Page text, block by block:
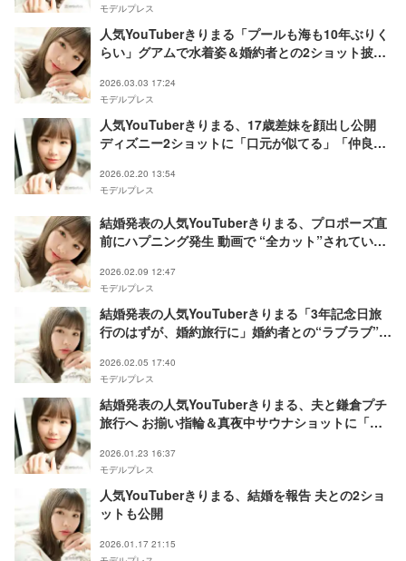
モデルプレス
人気YouTuberきりまる「プールも海も10年ぶりく
らい」グアムで水着姿＆婚約者との2ショット披露
い」の声
2026.03.03 17:24
モデルプレス
人気YouTuberきりまる、17歳差妹を顔出し公開
ディズニー2ショットに「口元が似てる」「仲良し
2026.02.20 13:54
モデルプレス
結婚発表の人気YouTuberきりまる、プロポーズ直
前にハプニング発生 動画で “全カット”されていた
2026.02.09 12:47
モデルプレス
結婚発表の人気YouTuberきりまる「3年記念日旅
行のはずが、婚約旅行に」婚約者との“ラブラブ”2
すぎて泣きそう」の声
2026.02.05 17:40
モデルプレス
結婚発表の人気YouTuberきりまる、夫と鎌倉プチ
旅行へ お揃い指輪＆真夜中サウナショットに「素
2026.01.23 16:37
モデルプレス
人気YouTuberきりまる、結婚を報告 夫との2ショ
ットも公開
2026.01.17 21:15